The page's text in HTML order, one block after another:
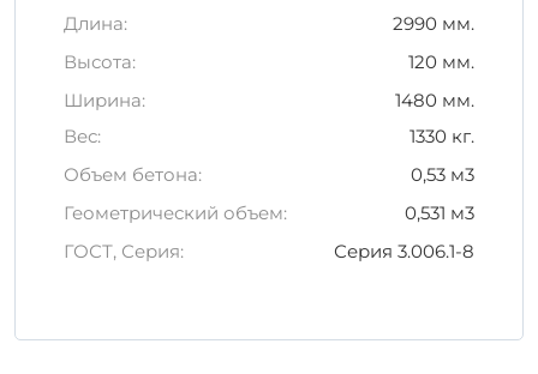
транспортировать данное изделие, чтобы
избежать повреждений:
солнца месте;
Используйте специальные подкладки
при транспортировке для снижения
риска механических повреждений.
ПД 300-150-12-6 – это надежный выбор для
Длина:
2990 мм.
Высота:
120 мм.
Ширина:
1480 мм.
Вес:
1330 кг.
Объем бетона:
0,53 м3
Геометрический объем:
0,531 м3
ГОСТ, Серия:
Серия 3.006.1-8